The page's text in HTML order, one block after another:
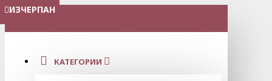
МЕНЮ
КАТЕГОРИИ
ИЗЧЕРПАН
ИЗЧЕРПАН